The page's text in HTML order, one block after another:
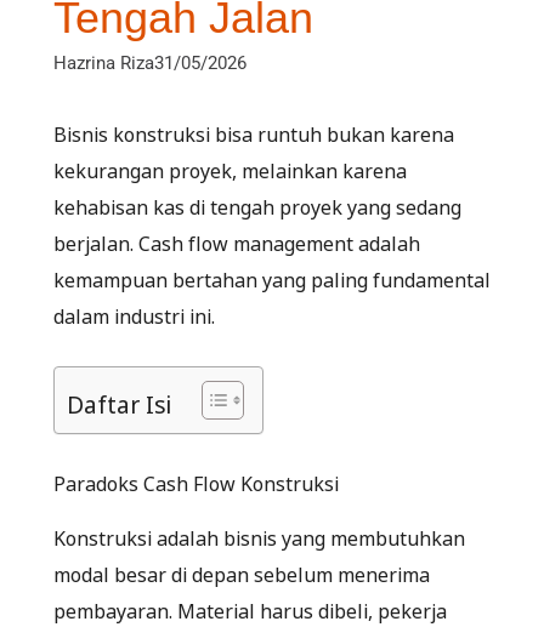
Tengah Jalan
Hazrina Riza31/05/2026
Bisnis konstruksi bisa runtuh bukan karena
kekurangan proyek, melainkan karena
kehabisan kas di tengah proyek yang sedang
berjalan. Cash flow management adalah
kemampuan bertahan yang paling fundamental
dalam industri ini.
Daftar Isi
Paradoks Cash Flow Konstruksi
Konstruksi adalah bisnis yang membutuhkan
modal besar di depan sebelum menerima
pembayaran. Material harus dibeli, pekerja